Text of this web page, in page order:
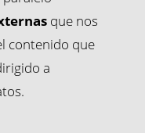
que nos
contenido que
a